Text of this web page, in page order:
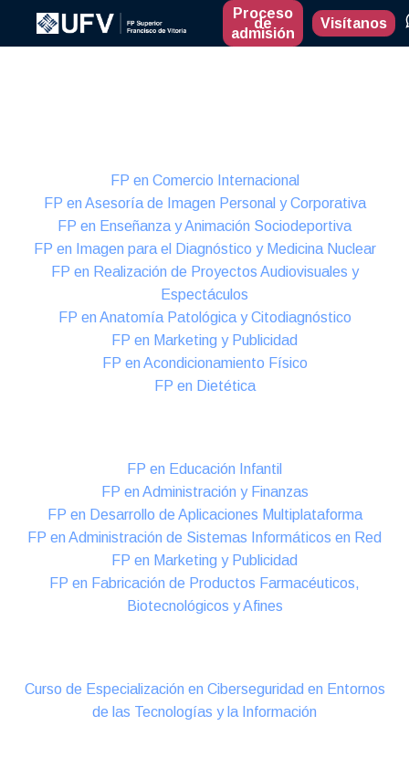
Proceso
de
admisión
Visítanos
FP en Comercio Internacional
FP en Asesoría de Imagen Personal y Corporativa
FP en Enseñanza y Animación Sociodeportiva
FP en Imagen para el Diagnóstico y Medicina Nuclear
FP en Realización de Proyectos Audiovisuales y
Espectáculos
FP en Anatomía Patológica y Citodiagnóstico
FP en Marketing y Publicidad
FP en Acondicionamiento Físico
FP en Dietética
FP en Educación Infantil
FP en Administración y Finanzas
FP en Desarrollo de Aplicaciones Multiplataforma
FP en Administración de Sistemas Informáticos en Red
FP en Marketing y Publicidad
FP en Fabricación de Productos Farmacéuticos,
Biotecnológicos y Afines
Curso de Especialización en Ciberseguridad en Entornos
de las Tecnologías y la Información